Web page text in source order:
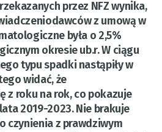
przez NFZ wynika,
z umową w
była o 2,5%
okresie ub.r. W ciągu
typu spadki nastąpiły w
widać, że
z roku na rok, co pokazuje
2019-2023. Nie brakuje
czynienia z prawdziwym